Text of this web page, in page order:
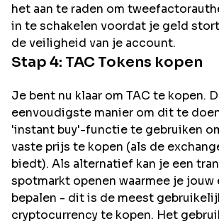
het aan te raden om
in te schakelen voordat je geld
de veiligheid van je account.
Stap 4: TAC Tokens kopen
Je bent nu klaar om TAC te kopen.
eenvoudigste manier om dit te
'instant buy'-functie te gebruiken
vaste prijs te kopen (als de
biedt). Als alternatief kan je een
spotmarkt openen waarmee je
bepalen - dit is de meest
cryptocurrency te kopen. Het